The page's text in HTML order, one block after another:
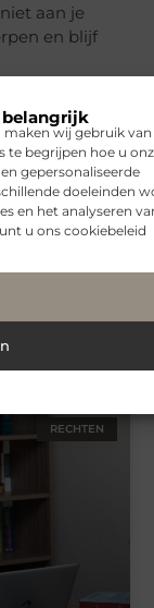
belangrijk
wij gebruik van
te begrijpen hoe u
gepersonaliseerde
doeleinden
en het analyseren
u ons cookiebeleid
aan je
en blijf
VERBOUWEN
bij jouw trap?
RECHTEN